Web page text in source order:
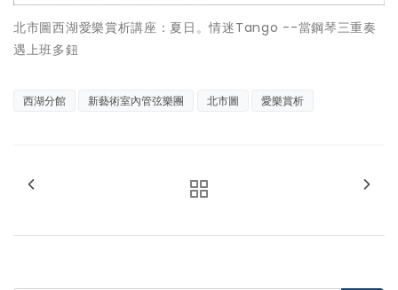
北市圖西湖愛樂賞析講座：夏日。情迷Tango --當鋼琴三重奏
遇上班多鈕
西湖分館 新藝術室內管弦樂團 北市圖 愛樂賞析